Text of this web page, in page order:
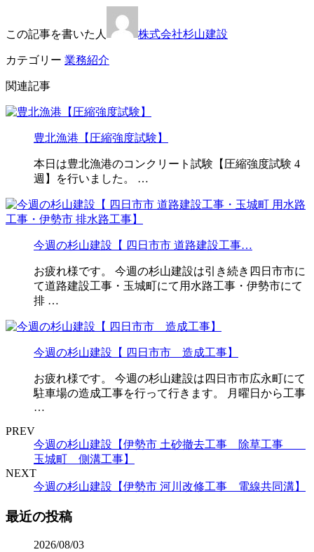
この記事を書いた人 株式会社杉山建設
カテゴリー 業務紹介
関連記事
豊北漁港【圧縮強度試験】
本日は豊北漁港のコンクリート試験【圧縮強度試験 4
週】を行いました。 …
今週の杉山建設【 四日市市 道路建設工事…
お疲れ様です。 今週の杉山建設は引き続き四日市市に
て道路建設工事・玉城町にて用水路工事・伊勢市にて
排 …
今週の杉山建設【 四日市市 造成工事】
お疲れ様です。 今週の杉山建設は四日市市広永町にて
駐車場の造成工事を行って行きます。 月曜日から工事
…
PREV
今週の杉山建設【伊勢市 土砂撤去工事 除草工事
玉城町 側溝工事】
NEXT
今週の杉山建設【伊勢市 河川改修工事 電線共同溝】
最近の投稿
2026/08/03